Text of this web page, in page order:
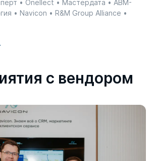
• Onellect • Мастердата • АВМ-
• Navicon • R&M Group Alliance •
с вендором